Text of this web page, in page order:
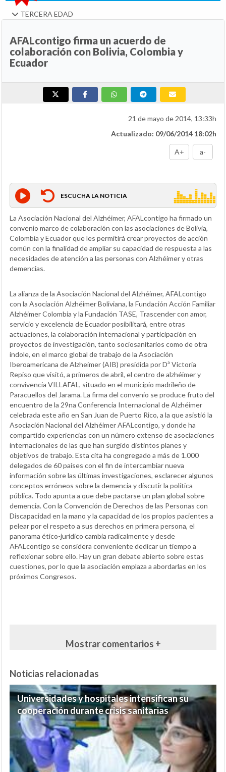
TERCERA EDAD
AFALcontigo firma un acuerdo de
colaboración con Bolivia, Colombia y
Ecuador
21 de mayo de 2014, 13:33h
Actualizado: 09/06/2014 18:02h
A+ a-
ESCUCHA LA NOTICIA
La Asociación Nacional del Alzhéimer, AFALcontigo ha firmado un
convenio marco de colaboración con las asociaciones de Bolivia,
Colombia y Ecuador que les permitirá crear proyectos de acción
común con la finalidad de ampliar su capacidad de respuesta a las
necesidades de atención a las personas con Alzhéimer y otras
demencias.
La alianza de la Asociación Nacional del Alzhéimer, AFALcontigo
con la Asociación Alzhéimer Boliviana, la Fundación Acción Familiar
Alzhéimer Colombia y la Fundación TASE, Trascender con amor,
servicio y excelencia de Ecuador posibilitará, entre otras
actuaciones, la colaboración internacional y participación en
proyectos de investigación, tanto sociosanitarios como de otra
índole, en el marco global de trabajo de la Asociación
Iberoamericana de Alzheimer (AIB) presidida por Dª Victoria
Repiso que visitó, a primeros de abril, el centro de alzhéimer y
convivencia VILLAFAL, situado en el municipio madrileño de
Paracuellos del Jarama. La firma del convenio se produce fruto del
encuentro de la 29na Conferencia Internacional de Alzhéimer
celebrada este año en San Juan de Puerto Rico, a la que asistió la
Asociación Nacional del Alzhéimer AFALcontigo, y donde ha
compartido experiencias con un número extenso de asociaciones
internacionales de las que han surgido distintos planes y
objetivos de trabajo. Esta cita ha congregado a más de 1.000
delegados de 60 países con el fin de intercambiar nueva
información sobre las últimas investigaciones, esclarecer algunos
conceptos erróneos sobre la demencia y discutir la política
pública. Todo apunta a que debe pactarse un plan global sobre
demencia. Con la Convención de Derechos de las Personas con
Discapacidad en la mano y la capacidad de los propios pacientes a
pelear por el respeto a sus derechos en primera persona, el
panorama ético-jurídico cambia radicalmente y desde
AFALcontigo se considera conveniente dedicar un tiempo a
reflexionar sobre ello. Hay un gran debate abierto sobre estas
cuestiones, por lo que la asociación emplaza a abordarlas en los
próximos Congresos.
Mostrar comentarios +
Noticias relacionadas
Universidades y hospitales intensifican su
cooperación durante crisis sanitarias